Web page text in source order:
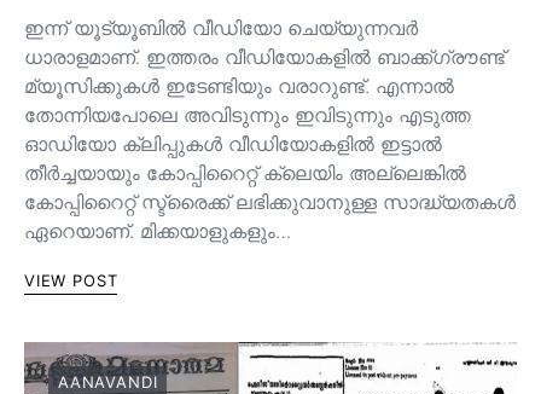
ഇന്ന് യൂട്യൂബിൽ വീഡിയോ ചെയ്യുന്നവർ
ധാരാളമാണ്. ഇത്തരം വീഡിയോകളിൽ ബാക്ക്ഗ്രൗണ്ട്
മ്യൂസിക്കുകൾ ഇടേണ്ടിയും വരാറുണ്ട്. എന്നാൽ
തോന്നിയപോലെ അവിടുന്നും ഇവിടുന്നും എടുത്ത
ഓഡിയോ ക്ലിപ്പുകൾ വീഡിയോകളിൽ ഇട്ടാൽ
തീർച്ചയായും കോപ്പിറൈറ്റ് ക്ലെയിം അല്ലെങ്കിൽ
കോപ്പിറൈറ്റ് സ്ട്രൈക്ക് ലഭിക്കുവാനുള്ള സാദ്ധ്യതകൾ
ഏറെയാണ്. മിക്കയാളുകളും…
VIEW POST
AANAVANDI